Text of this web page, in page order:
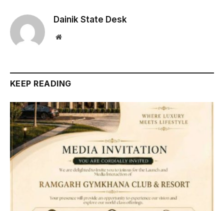
Dainik State Desk
Website
KEEP READING